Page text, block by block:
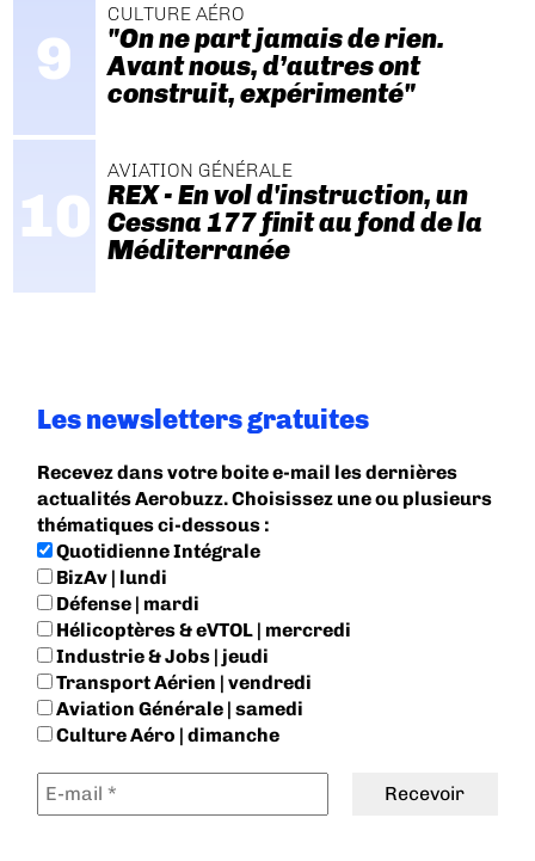
CULTURE AÉRO
"On ne part jamais de rien.
Avant nous, d’autres ont
construit, expérimenté"
AVIATION GÉNÉRALE
REX - En vol d'instruction, un
Cessna 177 finit au fond de la
Méditerranée
Les newsletters gratuites
Recevez dans votre boite e-mail les dernières
actualités Aerobuzz. Choisissez une ou plusieurs
thématiques ci-dessous :
Quotidienne Intégrale
BizAv | lundi
Défense | mardi
Hélicoptères & eVTOL | mercredi
Industrie & Jobs | jeudi
Transport Aérien | vendredi
Aviation Générale | samedi
Culture Aéro | dimanche